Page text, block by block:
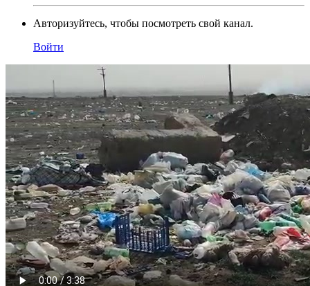
Авторизуйтесь, чтобы посмотреть свой канал.
Войти